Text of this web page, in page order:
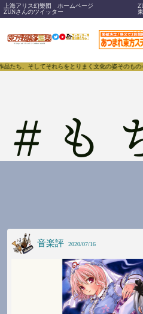
上海アリス幻樂団 ホームページ
ZUNさんのツイッター
、そしてそれらをとりまく文化の姿そのも
# もち
音楽評 2020/07/16